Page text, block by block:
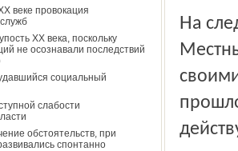
веке провокация
ХХ века, поскольку
не осознавали последствий
социальный
слабости
обстоятельств, при
спонтанно
На следующий день состоялась поездка в Некрасовское.